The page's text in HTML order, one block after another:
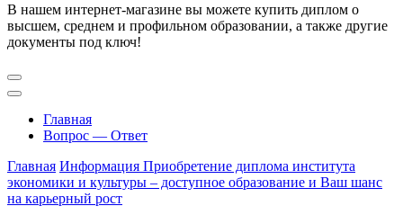
В нашем интернет-магазине вы можете купить диплом о
высшем, среднем и профильном образовании, а также другие
документы под ключ!
Главная
Вопрос — Ответ
Главная Информация Приобретение диплома института
экономики и культуры – доступное образование и Ваш шанс
на карьерный рост